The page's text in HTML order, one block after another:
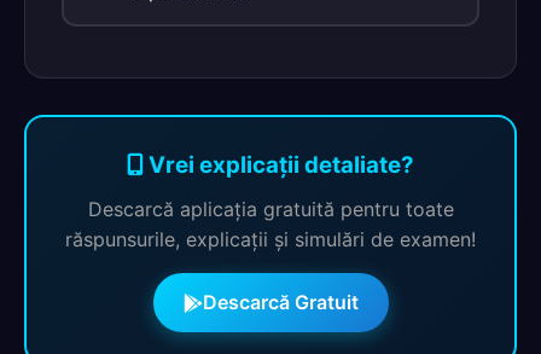
Vrei explicații detaliate?
Descarcă aplicația gratuită pentru toate
răspunsurile, explicații și simulări de examen!
Descarcă Gratuit